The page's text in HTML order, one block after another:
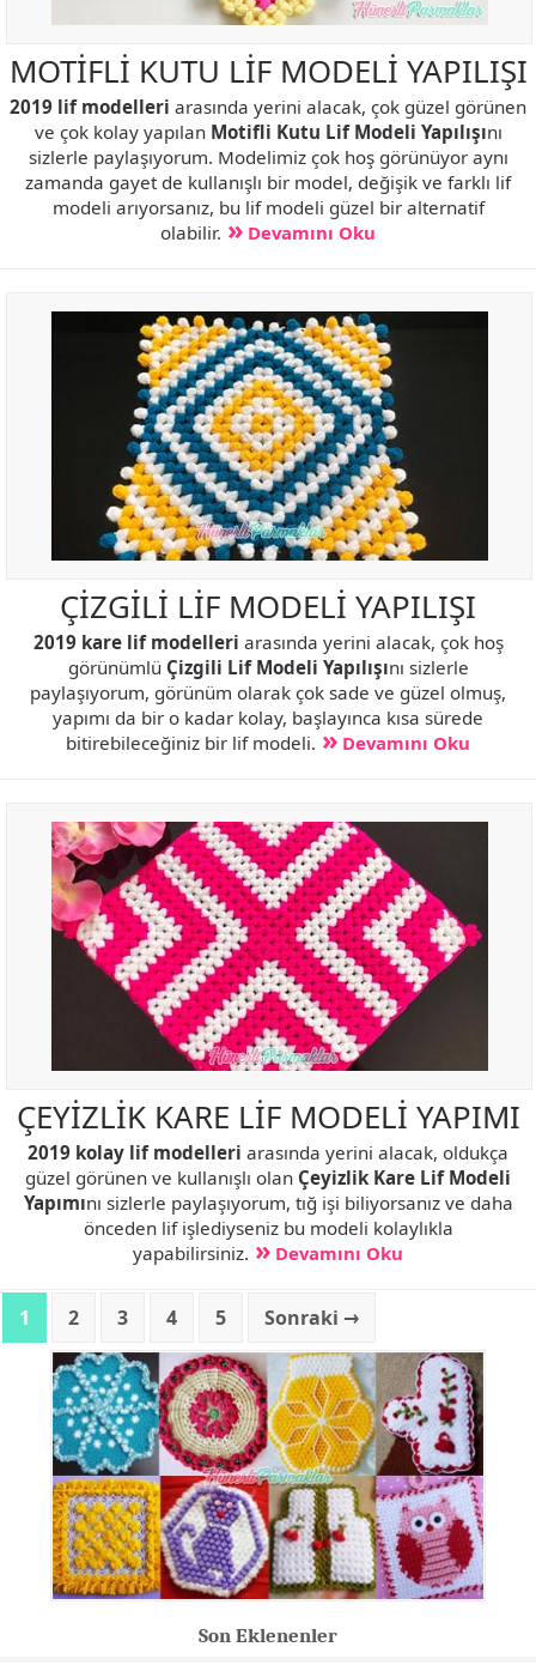
MOTİFLİ KUTU LİF MODELİ YAPILIŞI
2019 lif modelleri arasında yerini alacak, çok güzel görünen
ve çok kolay yapılan Motifli Kutu Lif Modeli Yapılışını
sizlerle paylaşıyorum. Modelimiz çok hoş görünüyor aynı
zamanda gayet de kullanışlı bir model, değişik ve farklı lif
modeli arıyorsanız, bu lif modeli güzel bir alternatif
olabilir.
Devamını Oku
ÇİZGİLİ LİF MODELİ YAPILIŞI
2019 kare lif modelleri arasında yerini alacak, çok hoş
görünümlü Çizgili Lif Modeli Yapılışını sizlerle
paylaşıyorum, görünüm olarak çok sade ve güzel olmuş,
yapımı da bir o kadar kolay, başlayınca kısa sürede
bitirebileceğiniz bir lif modeli.
Devamını Oku
ÇEYİZLİK KARE LİF MODELİ YAPIMI
2019 kolay lif modelleri arasında yerini alacak, oldukça
güzel görünen ve kullanışlı olan Çeyizlik Kare Lif Modeli
Yapımını sizlerle paylaşıyorum, tığ işi biliyorsanız ve daha
önceden lif işlediyseniz bu modeli kolaylıkla
yapabilirsiniz.
Devamını Oku
1 2 3 4 5 Sonraki →
Son Eklenenler